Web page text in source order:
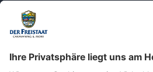
Newsletter: Jetzt auf
shop.derfreistaat.de
einen 5€ Gutschein für
Shop erhalten!*